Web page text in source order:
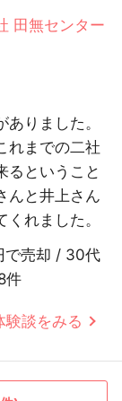
田無センター
りました。
れまでの二社
るということ
んと井上さん
れました。
で売却 / 30代
件
験談をみる